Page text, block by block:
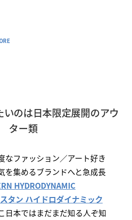
のは日本限定展開のアウ
ター類
なファッション／アート好き
を集めるブランドへと急成長
HYDRODYNAMIC
タン ハイドロダイナミック
日本ではまだまだ知る人ぞ知